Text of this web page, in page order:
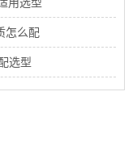
怎么配
选型